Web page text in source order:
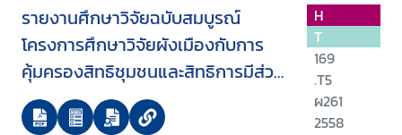
รายงานศึกษาวิจัยฉบับสมบูรณ์
โครงการศึกษาวิจัยผังเมืองกับการ
คุ้มครองสิทธิชุมชนและสิทธิการมีส่วน
ร่วมของประชาชน
H
T
169
.T5
ผ261
2558